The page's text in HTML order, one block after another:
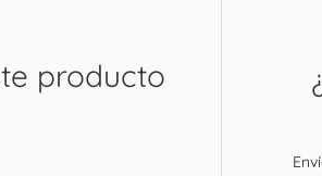
producto